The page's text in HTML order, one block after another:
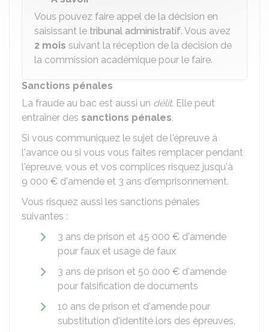
Vous pouvez faire appel de la décision en
saisissant le tribunal administratif. Vous avez
2 mois suivant la réception de la décision de
la commission académique pour le faire.
Sanctions pénales
La fraude au bac est aussi un délit. Elle peut
entraîner des sanctions pénales.
Si vous communiquez le sujet de l'épreuve à
l'avance ou si vous vous faites remplacer pendant
l'épreuve, vous et vos complices risquez jusqu'à
9 000 € d'amende et 3 ans d'emprisonnement.
Vous risquez aussi les sanctions pénales
suivantes :
3 ans de prison et 45 000 € d'amende
pour faux et usage de faux
3 ans de prison et 50 000 € d'amende
pour falsification de documents
10 ans de prison et d'amende pour
substitution d'identité lors des épreuves.